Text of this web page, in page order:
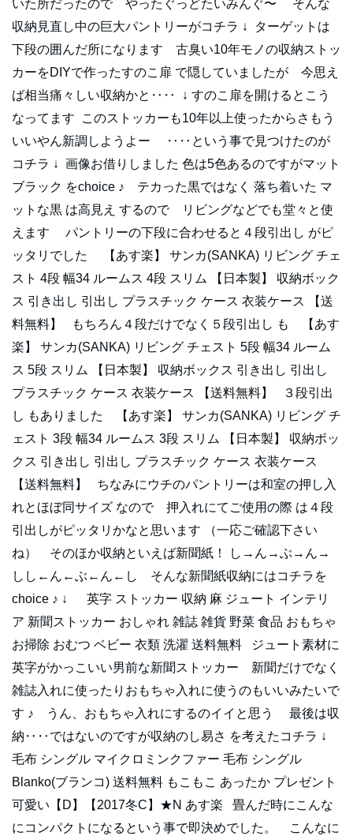
いた所だったので やったぐっどたいみんぐ〜 そんな
収納見直し中の巨大パントリーがコチラ ↓ ターゲットは
下段の囲んだ所になります 古臭い10年モノの収納ストッ
カーをDIYで作ったすのこ扉 で隠していましたが 今思え
ば相当痛々しい収納かと‥‥ ↓ すのこ扉を開けるとこう
なってます このストッカーも10年以上使ったからさもう
いいやん新調しようよー ‥‥という事で見つけたのが
コチラ ↓ 画像お借りしました 色は5色あるのですがマット
ブラック をchoice ♪ テカった黒ではなく 落ち着いた マ
ットな黒 は高見え するので リビングなどでも堂々と使
えます パントリーの下段に合わせると４段引出し がピ
ッタリでした 【あす楽】 サンカ(SANKA) リビング チェ
スト 4段 幅34 ルームス 4段 スリム 【日本製】 収納ボック
ス 引き出し 引出し プラスチック ケース 衣装ケース 【送
料無料】 もちろん４段だけでなく５段引出し も 【あす
楽】 サンカ(SANKA) リビング チェスト 5段 幅34 ルーム
ス 5段 スリム 【日本製】 収納ボックス 引き出し 引出し
プラスチック ケース 衣装ケース 【送料無料】 ３段引出
し もありました 【あす楽】 サンカ(SANKA) リビング チ
ェスト 3段 幅34 ルームス 3段 スリム 【日本製】 収納ボッ
クス 引き出し 引出し プラスチック ケース 衣装ケース
【送料無料】 ちなみにウチのパントリーは和室の押し入
れとほぼ同サイズ なので 押入れにてご使用の際 は４段
引出しがピッタリかなと思います （一応ご確認下さい
ね） そのほか収納といえば新聞紙！ し→ん→ぶ→ん→
しし←ん←ぶ←ん←し そんな新聞紙収納にはコチラを
choice ♪ ↓ 英字 ストッカー 収納 麻 ジュート インテリ
ア 新聞ストッカー おしゃれ 雑誌 雑貨 野菜 食品 おもちゃ
お掃除 おむつ ベビー 衣類 洗濯 送料無料 ジュート素材に
英字がかっこいい男前な新聞ストッカー 新聞だけでなく
雑誌入れに使ったりおもちゃ入れに使うのもいいみたいで
す ♪ うん、おもちゃ入れにするのイイと思う 最後は収
納‥‥ではないのですが収納のし易さ を考えたコチラ ↓
毛布 シングル マイクロミンクファー 毛布 シングル
Blanko(ブランコ) 送料無料 もこもこ あったか プレゼント
可愛い【D】【2017冬C】★N あす楽 畳んだ時にこんな
にコンパクトになるという事で即決めでした。 こんなに